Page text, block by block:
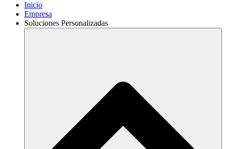
Inicio
Empresa
Soluciones Personalizadas